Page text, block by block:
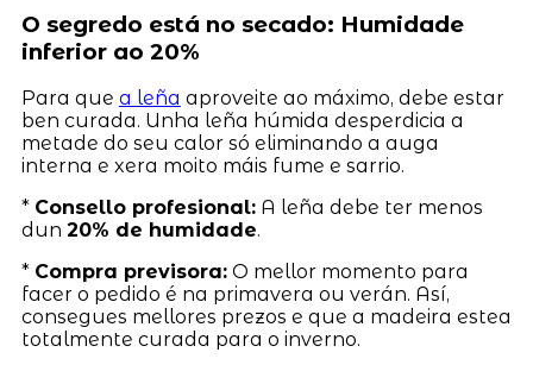
O segredo está no secado: Humidade
inferior ao 20%
Para que a leña aproveite ao máximo, debe estar
ben curada. Unha leña húmida desperdicia a
metade do seu calor só eliminando a auga
interna e xera moito máis fume e sarrio.
* Consello profesional:A leña debe ter menos
dun 20% de humidade.
* Compra previsora:O mellor momento para
facer o pedido é na primavera ou verán. Así,
consegues mellores prezos e que a madeira estea
totalmente curada para o inverno.